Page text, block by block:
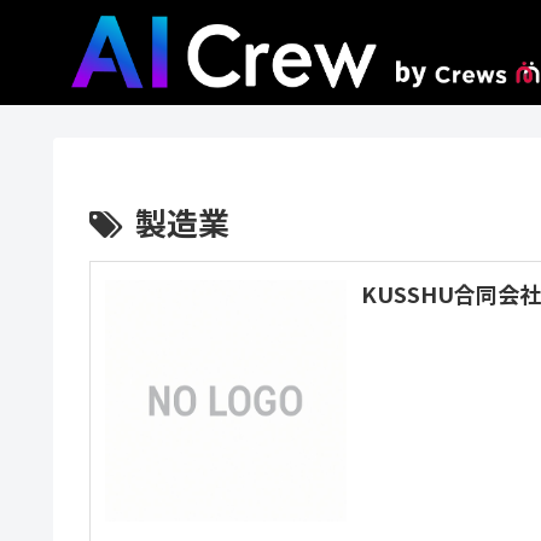
製造業
KUSSHU合同会社